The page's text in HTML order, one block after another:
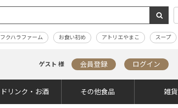
フクハラファーム お食い初め アトリエやまこ スープ
ゲスト 様 会員登録 ログイン
ドリンク・お酒 その他食品 雑貨